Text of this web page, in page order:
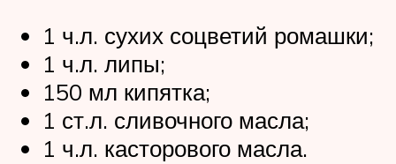
1 ч.л. сухих соцветий ромашки;
1 ч.л. липы;
150 мл кипятка;
1 ст.л. сливочного масла;
1 ч.л. касторового масла.